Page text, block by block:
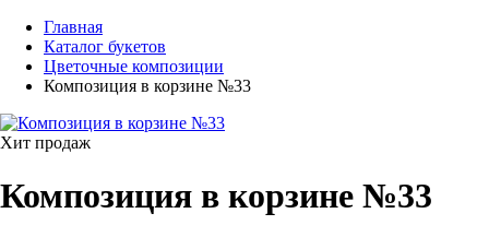
Главная
Каталог букетов
Цветочные композиции
Композиция в корзине №33
Хит продаж
Композиция в корзине №33